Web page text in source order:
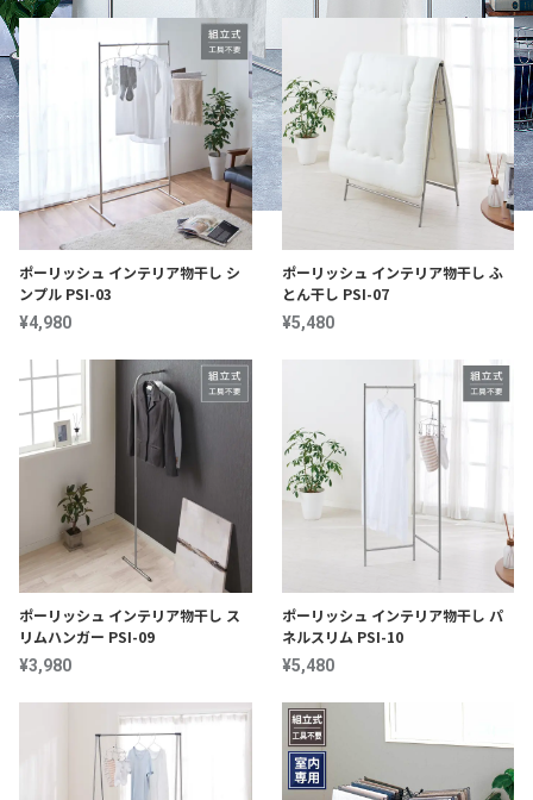
ポーリッシュ インテリア物干し シ
ンプル PSI-03
¥4,980
ポーリッシュ インテリア物干し ふ
とん干し PSI-07
¥5,480
ポーリッシュ インテリア物干し ス
リムハンガー PSI-09
¥3,980
ポーリッシュ インテリア物干し パ
ネルスリム PSI-10
¥5,480